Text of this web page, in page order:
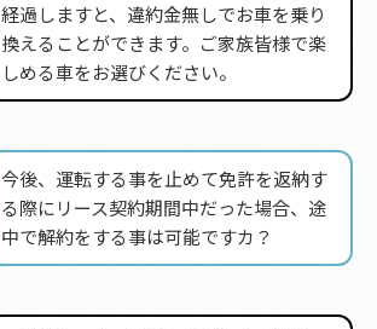
経過しますと、違約金無しでお車を乗り
換えることができます。ご家族皆様で楽
しめる車をお選びください。
今後、運転する事を止めて免許を返納す
る際にリース契約期間中だった場合、途
中で解約をする事は可能ですカ？